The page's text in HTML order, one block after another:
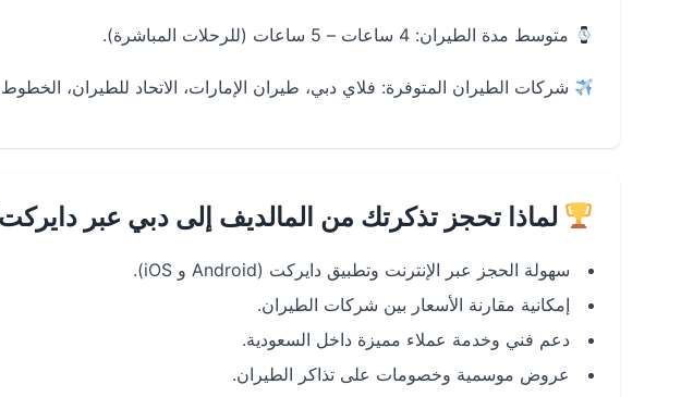
متوسط مدة الطيران: 4 ساعات – 5 ساعات (للرحلات المباشرة).
شركات الطيران المتوفرة: فلاي دبي، طيران الإمارات، الاتحاد للطيران،
لماذا تحجز تذكرتك من المالديف إلى دبي عبر
سهولة الحجز عبر الإنترنت وتطبيق دايركت (Android و iOS).
إمكانية مقارنة الأسعار بين شركات الطيران.
دعم فني وخدمة عملاء مميزة داخل السعودية.
عروض موسمية وخصومات على تذاكر الطيران.